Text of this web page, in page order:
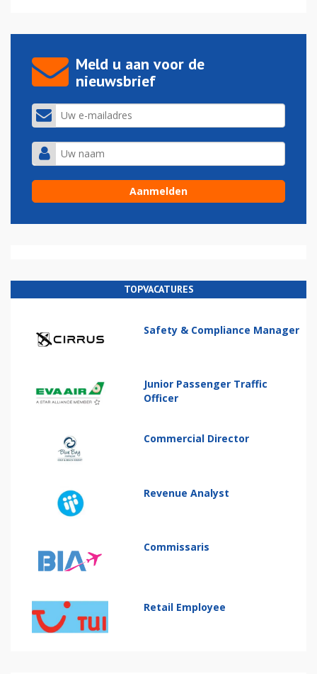
Meld u aan voor de
nieuwsbrief
TOPVACATURES
Safety & Compliance Manager
Junior Passenger Traffic
Officer
Commercial Director
Revenue Analyst
Commissaris
Retail Employee